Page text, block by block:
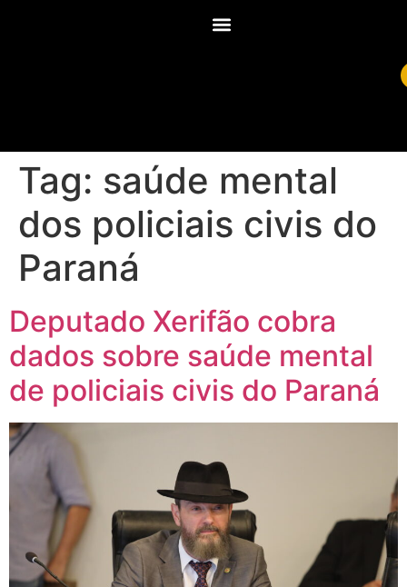
Tag: saúde mental
dos policiais civis do
Paraná
Deputado Xerifão cobra
dados sobre saúde mental
de policiais civis do Paraná